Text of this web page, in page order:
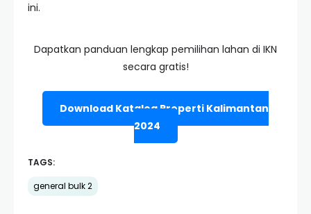
ini.
Dapatkan panduan lengkap pemilihan lahan di IKN
secara gratis!
Download Katalog Properti Kalimantan
2024
TAGS:
general bulk 2